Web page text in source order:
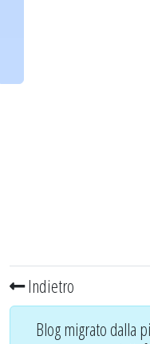
Indietro
Blog migrato dalla